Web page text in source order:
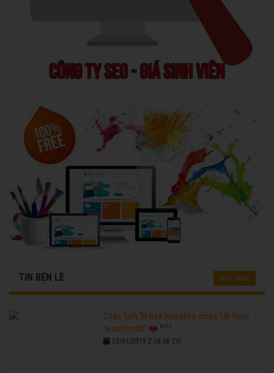
TIN BÊN LỀ Đọc thêm
Châu Tinh Trì hứa hẹn phim chiếu Tết 'cười
ra nước mắt'
6771
03/01/2019 2:04:06 CH